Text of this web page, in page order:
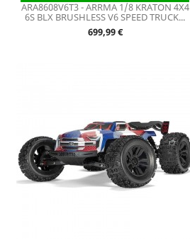
ARA8608V6T3 - ARRMA 1/8 KRATON 4X4
6S BLX BRUSHLESS V6 SPEED TRUCK...
Prix
699,99 €